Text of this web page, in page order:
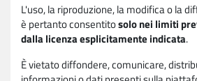
L'uso, la riproduzione, la modifica o la
è pertanto consentitosolo nei limiti
dalla licenza esplicitamente indicata.
È vietato diffondere, comunicare,